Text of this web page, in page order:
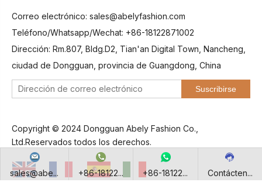
sales@abe... +86-18122... +86-18122... Contácten...
Correo electrónico: sales@abelyfashion.com
Teléfono/Whatsapp/Wechat: +86-18122871002
Dirección: Rm.807, Bldg.D2, Tian'an Digital Town, Nancheng,
ciudad de Dongguan, provincia de Guangdong, China
Suscribirse
Copyright © 2024 Dongguan Abely Fashion Co.,
Ltd.Reservados todos los derechos.